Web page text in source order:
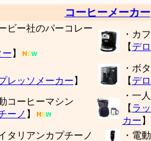
コーヒーメーカー
ビー社のパーコレー
ー 】
・カ
【 デ
レッソメーカー 】
・ボ
【 デ
コーヒーマシン
ーノ 】
・一
【 ラ
カー 】
タリアンカプチーノ
・電